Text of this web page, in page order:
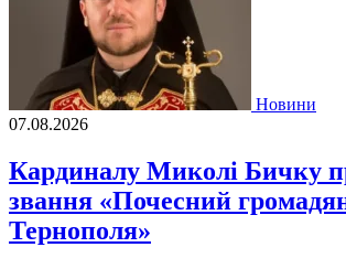
Новини
07.08.2026
Кардиналу Миколі Бичку
звання «Почесний
Тернополя»